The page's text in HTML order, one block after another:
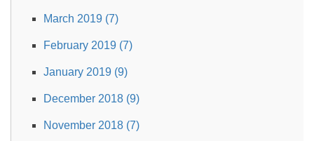
March 2019 (7)
February 2019 (7)
January 2019 (9)
December 2018 (9)
November 2018 (7)